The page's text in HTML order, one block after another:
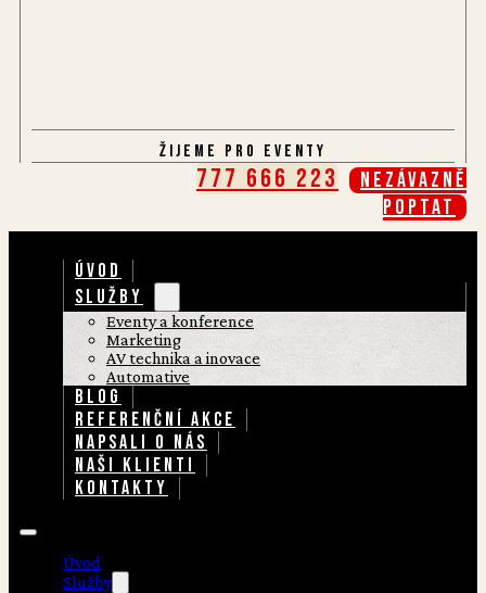
Žijeme pro eventy
777 666 223
Nezávazně
poptat
ÚVOD
SLUŽBY
Eventy a konference
Marketing
AV technika a inovace
Automative
BLOG
REFERENČNÍ AKCE
NAPSALI O NÁS
NAŠI KLIENTI
KONTAKTY
Úvod
Služby